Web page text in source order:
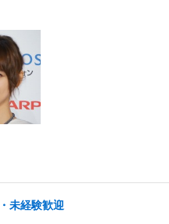
未経験歓迎